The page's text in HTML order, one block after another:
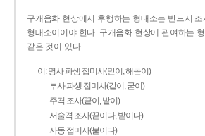
구개음화 현상에서 후행하는 형태소는 반드시
형태소이어야 한다. 구개음화 현상에 관여하는
같은 것이 있다.
이: 명사 파생 접미사(맏이, 해돋이)
부사 파생 접미사(같이, 굳이)
주격 조사(끝이, 밭이)
서술격 조사(끝이다, 밭이다)
사동 접미사(붙이다)